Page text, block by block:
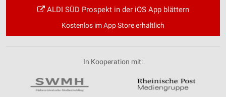
ALDI SÜD Prospekt in der iOS App blättern
Kostenlos im App Store erhältlich
In Kooperation mit: